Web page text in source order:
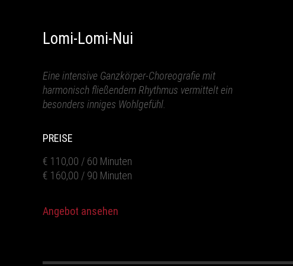
Lomi-Lomi-Nui
Eine intensive Ganzkörper-Choreografie mit
harmonisch fließendem Rhythmus vermittelt ein
besonders inniges Wohlgefühl.
PREISE
€ 110,00 / 60 Minuten
€ 160,00 / 90 Minuten
Angebot ansehen